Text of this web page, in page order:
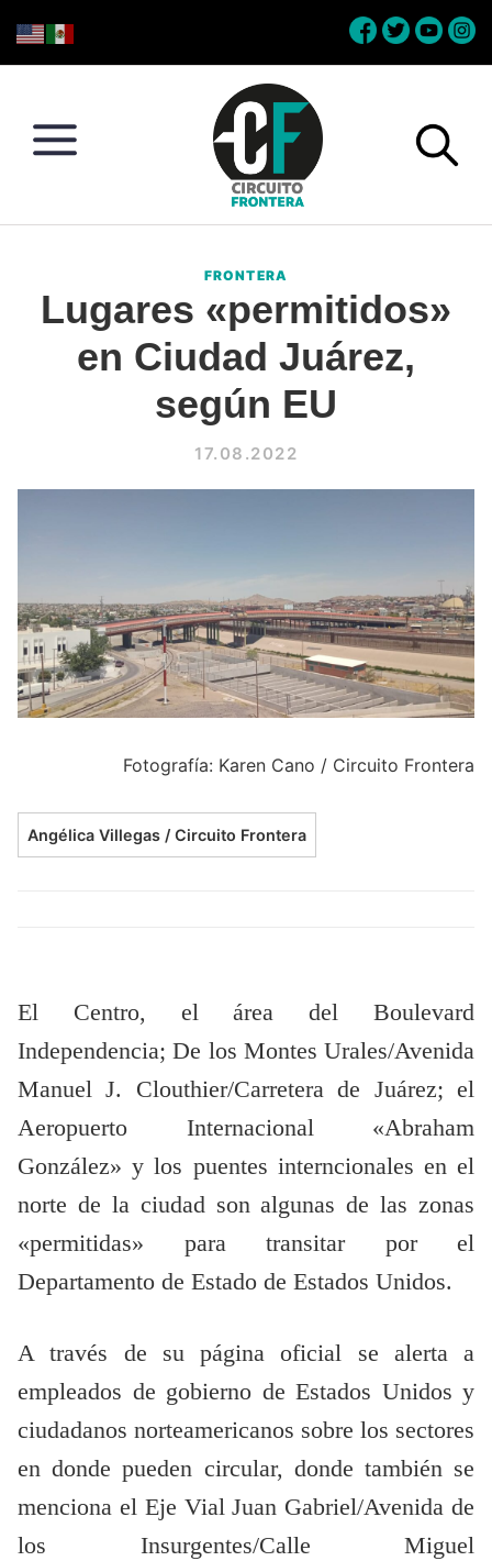
to
to
to
to
Conéctate
la
frontera
FRONTERA
Lugares «permitidos»
en Ciudad Juárez,
según EU
17.08.2022
Fotografía: Karen Cano / Circuito Frontera
Angélica Villegas / Circuito Frontera
El Centro, el área del Boulevard
Independencia; De los Montes Urales/Avenida
Manuel J. Clouthier/Carretera de Juárez; el
Aeropuerto Internacional «Abraham
González» y los puentes interncionales en el
norte de la ciudad son algunas de las zonas
«permitidas» para transitar por el
Departamento de Estado de Estados Unidos.
A través de su página oficial se alerta a
empleados de gobierno de Estados Unidos y
ciudadanos norteamericanos sobre los sectores
en donde pueden circular, donde también se
menciona el Eje Vial Juan Gabriel/Avenida de
los Insurgentes/Calle Miguel